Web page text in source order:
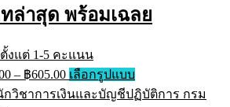
ทล่าสุด พร้อมเฉลย
ตั้งแต่ 1-5 คะแนน
– ฿605.00 เลือกรูปแบบ